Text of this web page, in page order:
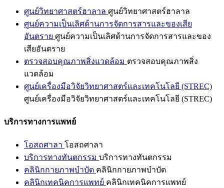
ศูนย์วิทยาศาสตร์ฮาลาล ศูนย์วิทยาศาสตร์ฮาลาล
ศูนย์ความเป็นเลิศด้านการจัดการสารและของเสีย
อันตราย ศูนย์ความเป็นเลิศด้านการจัดการสารและของ
เสียอันตราย
ตรวจสอบคุณภาพสิ่งแวดล้อม ตรวจสอบคุณภาพสิ่ง
แวดล้อม
ศูนย์เครื่องมือวิจัยวิทยาศาสตร์และเทคโนโลยี (STREC)
ศูนย์เครื่องมือวิจัยวิทยาศาสตร์และเทคโนโลยี (STREC)
บริการทางการแพทย์
โอสถศาลา โอสถศาลา
บริการทางทันตกรรม บริการทางทันตกรรม
คลินิกกายภาพบำบัด คลินิกกายภาพบำบัด
คลินิกเทคนิคการแพทย์ คลินิกเทคนิคการแพทย์